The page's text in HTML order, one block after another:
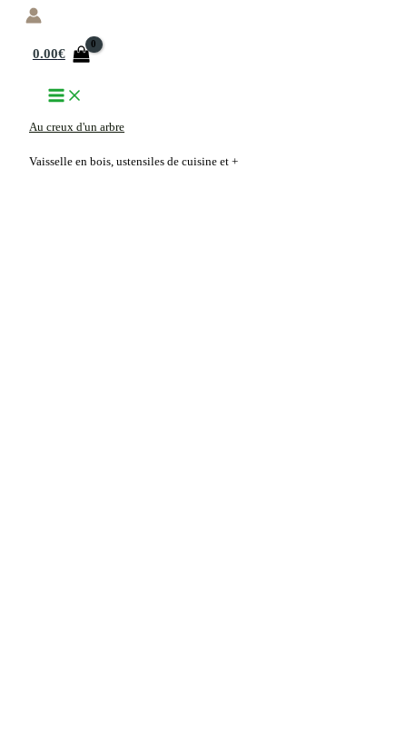
Aller
0.00€
Au creux d'un arbre
Vaisselle en bois, ustensiles de cuisine et +